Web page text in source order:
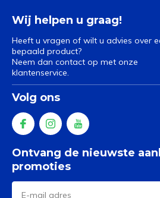
Wij helpen u graag!
Heeft u vragen of wilt u advies over
bepaald product?
Neem dan contact op met onze
klantenservice.
Volg ons
Ontvang de nieuwste
promoties